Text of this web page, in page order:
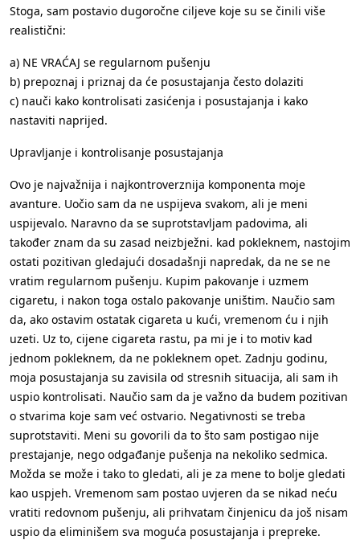
Stoga, sam postavio dugoročne ciljeve koje su se činili više
realistični:
a) NE VRAĆAJ se regularnom pušenju
b) prepoznaj i priznaj da će posustajanja često dolaziti
c) nauči kako kontrolisati zasićenja i posustajanja i kako
nastaviti naprijed.
Upravljanje i kontrolisanje posustajanja
Ovo je najvažnija i najkontroverznija komponenta moje
avanture. Uočio sam da ne uspijeva svakom, ali je meni
uspijevalo. Naravno da se suprotstavljam padovima, ali
također znam da su zasad neizbježni. kad pokleknem, nastojim
ostati pozitivan gledajući dosadašnji napredak, da ne se ne
vratim regularnom pušenju. Kupim pakovanje i uzmem
cigaretu, i nakon toga ostalo pakovanje uništim. Naučio sam
da, ako ostavim ostatak cigareta u kući, vremenom ću i njih
uzeti. Uz to, cijene cigareta rastu, pa mi je i to motiv kad
jednom pokleknem, da ne pokleknem opet. Zadnju godinu,
moja posustajanja su zavisila od stresnih situacija, ali sam ih
uspio kontrolisati. Naučio sam da je važno da budem pozitivan
o stvarima koje sam već ostvario. Negativnosti se treba
suprotstaviti. Meni su govorili da to što sam postigao nije
prestajanje, nego odgađanje pušenja na nekoliko sedmica.
Možda se može i tako to gledati, ali je za mene to bolje gledati
kao uspjeh. Vremenom sam postao uvjeren da se nikad neću
vratiti redovnom pušenju, ali prihvatam činjenicu da još nisam
uspio da eliminišem sva moguća posustajanja i prepreke.